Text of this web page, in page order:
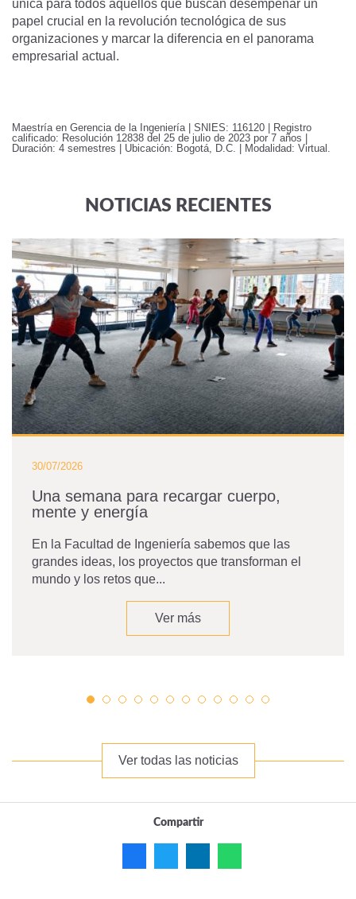
única para todos aquellos que buscan desempeñar un
papel crucial en la revolución tecnológica de sus
organizaciones y marcar la diferencia en el panorama
empresarial actual.
Maestría en Gerencia de la Ingeniería | SNIES: 116120 | Registro
calificado: Resolución 12838 del 25 de julio de 2023 por 7 años |
Duración: 4 semestres | Ubicación: Bogotá, D.C. | Modalidad: Virtual.
NOTICIAS RECIENTES
30/07/2026
Una semana para recargar cuerpo,
mente y energía
En la Facultad de Ingeniería sabemos que las
grandes ideas, los proyectos que transforman el
mundo y los retos que...
Ver más
Ver todas las noticias
Compartir